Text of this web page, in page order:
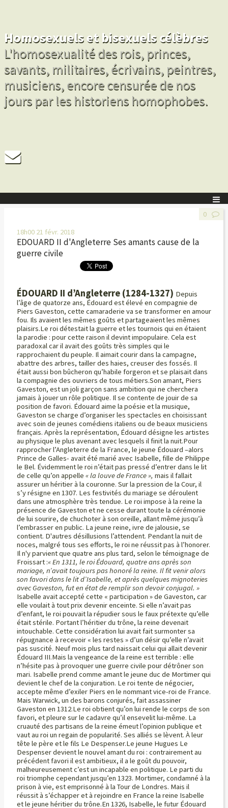
Homosexuels et bisexuels célèbres
L'homosexualité des rois, princes,
savants, militaires, écrivains, peintres,
musiciens, encore censurée de nos
jours par les historiens homophobes.
18h00 21 févr. 2018
EDOUARD II d'Angleterre Ses amants cause de la
guerre civile
ÉDOUARD II d’Angleterre (1284-1327) Depuis
l’âge de quatorze ans, Édouard est élevé en compagnie de
Piers Gaveston, cette camaraderie va se transformer en amour
fou. Ils avaient les mêmes goûts et partageaient les mêmes
plaisirs.Le roi détestait la guerre et les tournois qui en étaient
la parodie : pour cette raison il devint impopulaire. Cela est
paradoxal car il avait des goûts très simples qui le
rapprochaient du peuple. Il aimait courir dans la campagne,
abattre des arbres, tailler des haies, creuser des fossés. Il
était aussi bon bûcheron qu’habile forgeron et se plaisait dans
la compagnie des ouvriers de tous métiers.Son amant, Piers
Gaveston, est un joli garçon sans ambition qui ne cherchera
jamais à jouer un rôle politique. Il se contente de jouir de sa
position de favori. Édouard aime la poésie et la musique,
Gaveston se charge d’organiser les spectacles en choisissant
avec soin de jeunes comédiens italiens ou de beaux musiciens
français. Après la représentation, Édouard désigne les artistes
au physique le plus avenant avec lesquels il finit la nuit.Pour
rapprocher l’Angleterre de la France, le jeune Édouard –alors
Prince de Galles- avait été marié avec Isabelle, fille de Philippe
le Bel. Évidemment le roi n’était pas pressé d’entrer dans le lit
de celle qu’on appelle « la louve de France », mais il fallait
assurer un héritier à la couronne. Sur la pression de la Cour, il
s’y résigne en 1307. Les festivités du mariage se déroulent
dans une atmosphère très tendue. Le roi impose à la reine la
présence de Gaveston et ne cesse durant toute la cérémonie
de lui sourire, de chuchoter à son oreille, allant même jusqu’à
l’embrasser en public. La jeune reine, ivre de jalousie, se
contient. D'autres désillusions l’attendent. Pendant la nuit de
noces, malgré tous ses efforts, le roi ne réussit pas à l’honorer.
Il n'y parvient que quatre ans plus tard, selon le témoignage de
Froissart :« En 1311, le roi Édouard, quatre ans après son
mariage, n’avait toujours pas honoré la reine. Il fit venir alors
son favori dans le lit d’Isabelle, et après quelques mignoteries
avec Gaveston, fut en état de remplir son devoir conjugal. »
Isabelle avait accepté cette « participation » de Gaveston, car
elle voulait à tout prix devenir enceinte. Si elle n’avait pas
d’enfant, le roi pouvait la répudier sous le faux prétexte qu’elle
était stérile. Portant l’héritier du trône, la reine devenait
intouchable. Cette considération lui avait fait surmonter sa
répugnance à recevoir « les restes » d’un désir qu’elle n’avait
pas suscité. Neuf mois plus tard naissait celui qui allait devenir
Édouard III.Mais la vengeance de la reine est terrible : elle
n’hésite pas à provoquer une guerre civile pour détrôner son
mari. Isabelle prend comme amant le jeune duc de Mortimer qui
devient le chef de la conjuration. Le roi tente de négocier,
accepte même d’exiler Piers en le nommant vice-roi de France.
Mais Warwick, un des barons conjurés, fait assassiner
Gaveston en 1312.Le roi obtient qu’on lui rende le corps de son
favori, et pleure sur le cadavre qu’il ensevelit lui-même. La
cruauté des partisans de la reine émeut l’opinion publique et
vaut au roi un regain de popularité. Ses alliés se lèvent. À leur
tête le père et le fils Le Despenser.Le jeune Hugues Le
Despenser devient le nouvel amant du roi : contrairement au
précédent favori il est ambitieux, il a le goût du pouvoir,
malheureusement c’est un incapable en politique. Le parti du
roi triomphe cependant jusqu’en 1323. Mortimer, condamné à la
prison à vie, est emprisonné à la Tour de Londres. Mais il
réussit à s’échapper et à rejoindre en France la reine Isabelle
et le jeune héritier du trône.En 1326, Isabelle, le futur Édouard
0